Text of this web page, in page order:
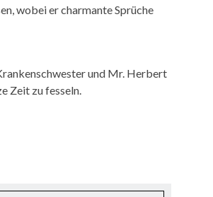
wobei er charmante Sprüche
und Mr. Herbert
Zeit zu fesseln.